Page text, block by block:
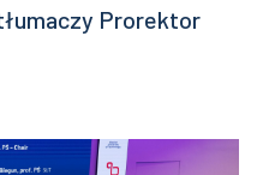
Prorektor